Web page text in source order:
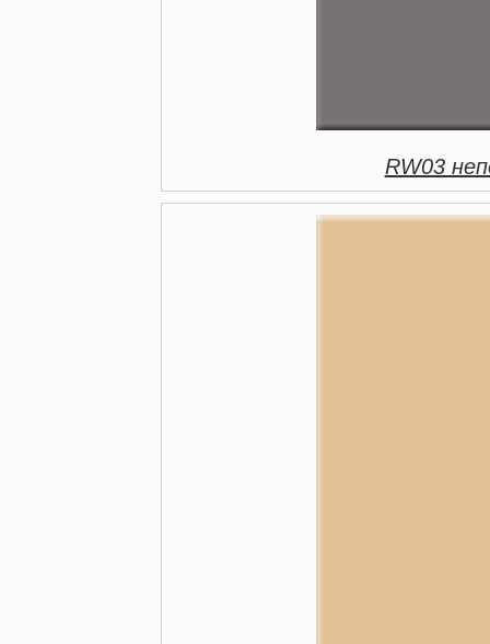
RW03